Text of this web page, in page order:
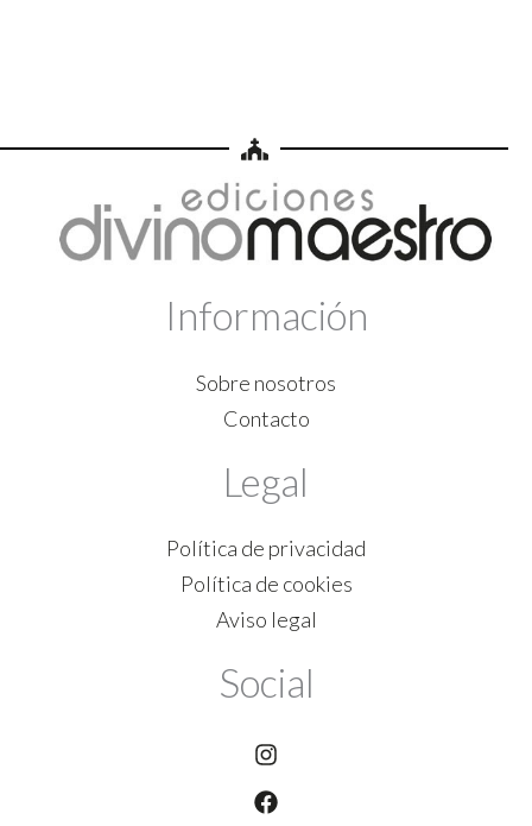
Información
Sobre nosotros
Contacto
Legal
Política de privacidad
Política de cookies
Aviso legal
Social
Instagram
Facebook